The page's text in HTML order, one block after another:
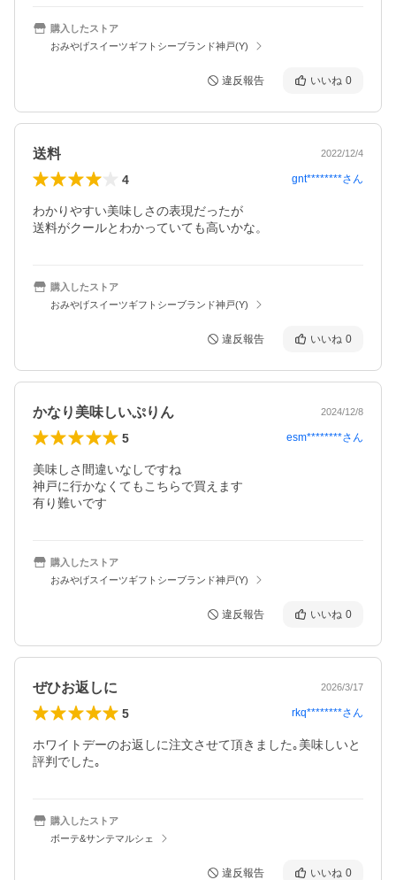
購入したストア
おみやげスイーツギフトシーブランド神戸(Y)
違反報告 いいね 0
送料 2022/12/4
4 gnt********さん
わかりやすい美味しさの表現だったが
送料がクールとわかっていても高いかな。
購入したストア
おみやげスイーツギフトシーブランド神戸(Y)
違反報告 いいね 0
かなり美味しいぷりん 2024/12/8
5 esm********さん
美味しさ間違いなしですね
神戸に行かなくてもこちらで買えます
有り難いです
購入したストア
おみやげスイーツギフトシーブランド神戸(Y)
違反報告 いいね 0
ぜひお返しに 2026/3/17
5 rkq********さん
ホワイトデーのお返しに注文させて頂きました｡美味しいと
評判でした｡
購入したストア
ボーテ&サンテマルシェ
違反報告 いいね 0